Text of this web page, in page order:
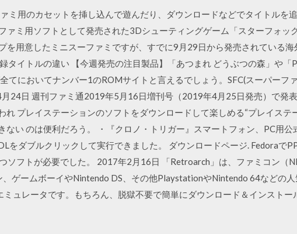
ミ用のカセットを挿し込んで遊んだり、ダウンロードなどでタイトルを
ァミ用ソフトとして発売された3Dシューティングゲーム「スターフォッ
を用意したミニスーファミですが、すでに9月29日から発売されている海
録タイトルの違い 【今週発売の注目製品】「あつまれ どうぶつの森」や「
てにおいてナンバー1のROMサイトと言えるでしょう。SFC(スーパーフ
24日 週刊ファミ通2019年5月16日増刊号（2019年4月25日発売）で発
れ プレイステーションのソフトをダウンロードして楽しめる“プレイステ
ない のは便利だろう。 ・『クロノ・トリガー』スマートフォン、PC用
をダブルクリックして実行できました。 ダウンロードページ. Fedoraで
ソフトが必要でした。 2017年2月16日 「Retroarch」は、ファミコン（
、ゲームボーイやNintendo DS、その他PlaystationやNintendo 64などの
ュレータです。もちろん、脱獄不要で簡単にダウンロード＆インストー